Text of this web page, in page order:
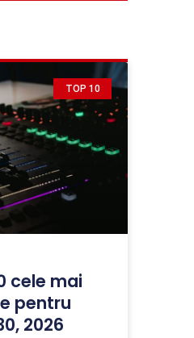
TOP 10
cele mai
pentru
2026